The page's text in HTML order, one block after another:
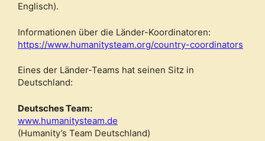
Englisch).
Informationen über die Länder-Koordinatoren:
https://www.humanitysteam.org/country-coordinators
Eines der Länder-Teams hat seinen Sitz in
Deutschland:
Deutsches Team:
www.humanitysteam.de
(Humanity’s Team Deutschland)